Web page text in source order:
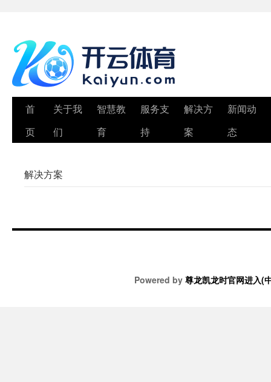
首
页
关于我
们
智慧教
育
服务支
持
解决方
案
新闻动
态
解决方案
Powered by 尊龙凯龙时官网进入(